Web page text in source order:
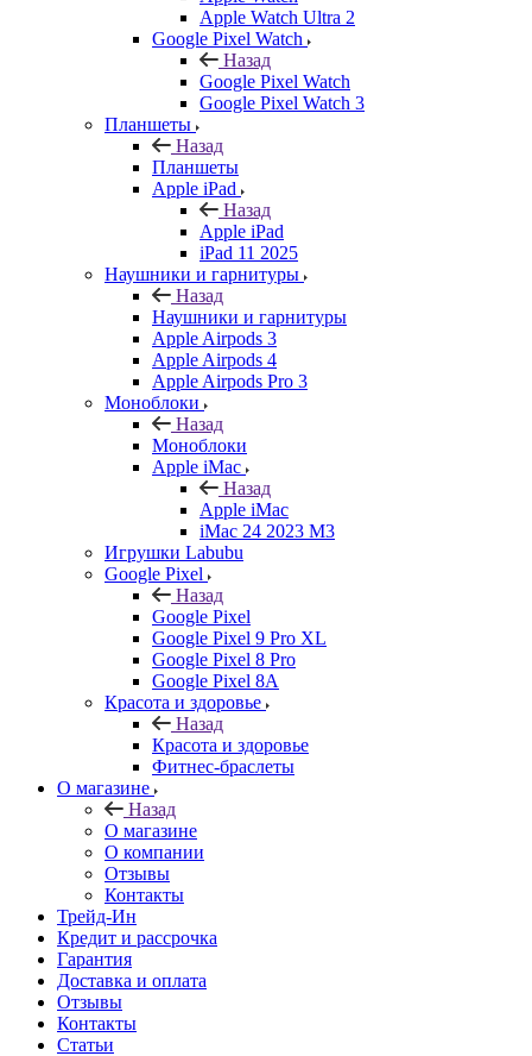
Apple Watch Ultra 2
Google Pixel Watch
Назад
Google Pixel Watch
Google Pixel Watch 3
Планшеты
Назад
Планшеты
Apple iPad
Назад
Apple iPad
iPad 11 2025
Наушники и гарнитуры
Назад
Наушники и гарнитуры
Apple Airpods 3
Apple Airpods 4
Apple Airpods Pro 3
Моноблоки
Назад
Моноблоки
Apple iMac
Назад
Apple iMac
iMac 24 2023 M3
Игрушки Labubu
Google Pixel
Назад
Google Pixel
Google Pixel 9 Pro XL
Google Pixel 8 Pro
Google Pixel 8A
Красота и здоровье
Назад
Красота и здоровье
Фитнес-браслеты
О магазине
Назад
О магазине
О компании
Отзывы
Контакты
Трейд-Ин
Кредит и рассрочка
Гарантия
Доставка и оплата
Отзывы
Контакты
Статьи